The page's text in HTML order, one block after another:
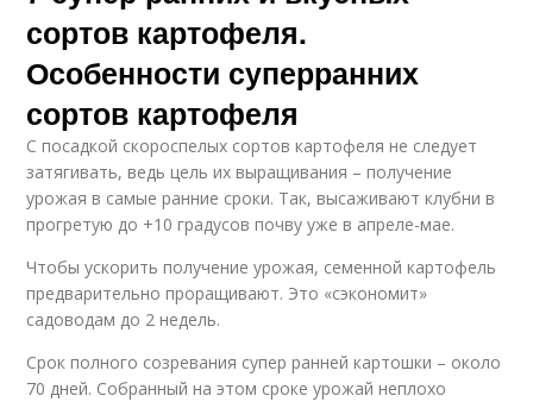
сортов картофеля.
Особенности суперранних
сортов картофеля
С посадкой скороспелых сортов картофеля не следует
затягивать, ведь цель их выращивания – получение
урожая в самые ранние сроки. Так, высаживают клубни в
прогретую до +10 градусов почву уже в апреле-мае.
Чтобы ускорить получение урожая, семенной картофель
предварительно проращивают. Это «сэкономит»
садоводам до 2 недель.
Срок полного созревания супер ранней картошки – около
70 дней. Собранный на этом сроке урожай неплохо